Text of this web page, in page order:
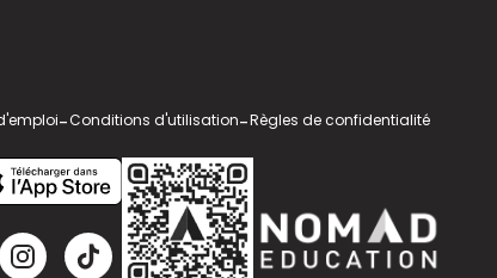
-Conditions d'utilisation-Règles de confidentialité